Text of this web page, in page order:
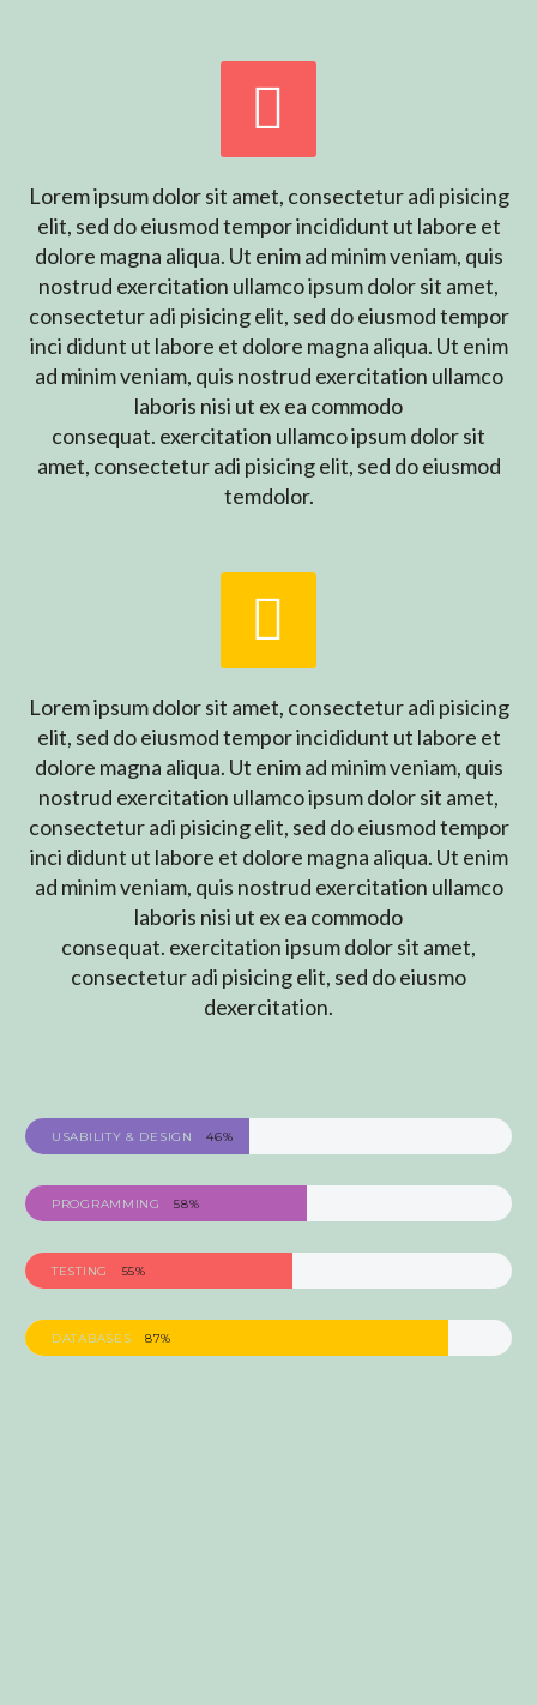


Lorem ipsum dolor sit amet, consectetur adi pisicing
elit, sed do eiusmod tempor incididunt ut labore et
dolore magna aliqua. Ut enim ad minim veniam, quis
nostrud exercitation ullamco ipsum dolor sit amet,
consectetur adi pisicing elit, sed do eiusmod tempor
inci didunt ut labore et dolore magna aliqua. Ut enim
ad minim veniam, quis nostrud exercitation ullamco
laboris nisi ut ex ea commodo
consequat. exercitation ullamco ipsum dolor sit
amet, consectetur adi pisicing elit, sed do eiusmod
temdolor.


Lorem ipsum dolor sit amet, consectetur adi pisicing
elit, sed do eiusmod tempor incididunt ut labore et
dolore magna aliqua. Ut enim ad minim veniam, quis
nostrud exercitation ullamco ipsum dolor sit amet,
consectetur adi pisicing elit, sed do eiusmod tempor
inci didunt ut labore et dolore magna aliqua. Ut enim
ad minim veniam, quis nostrud exercitation ullamco
laboris nisi ut ex ea commodo
consequat. exercitation ipsum dolor sit amet,
consectetur adi pisicing elit, sed do eiusmo
dexercitation.
USABILITY & DESIGN 46%
PROGRAMMING 58%
TESTING 55%
DATABASES 87%